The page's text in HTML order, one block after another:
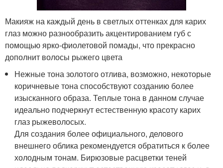
Макияж на каждый день в светлых оттенках для карих
глаз можно разнообразить акцентированием губ с
помощью ярко-фиолетовой помады, что прекрасно
дополнит волосы рыжего цвета
Нежные тона золотого отлива, возможно, некоторые
коричневые тона способствуют созданию более
изысканного образа. Теплые тона в данном случае
идеально подчеркнут естественную красоту карих
глаз рыжеволосых.
Для создания более официального, делового
внешнего облика рекомендуется обратиться к более
холодным тонам. Бирюзовые расцветки теней